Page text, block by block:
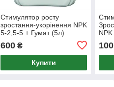
Стимулятор росту
зростання-укорінення NPK
5-2,5-5 + Гумат (5л)
600₴
Купити
100